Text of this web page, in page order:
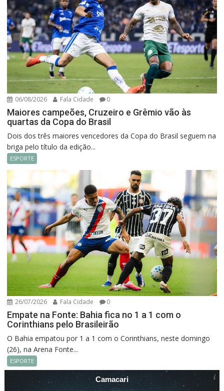
06/08/2026 Fala Cidade 0
Maiores campeões, Cruzeiro e Grêmio vão às
quartas da Copa do Brasil
Dois dos três maiores vencedores da Copa do Brasil seguem na
briga pelo título da edição...
ESPORTE
26/07/2026 Fala Cidade 0
Empate na Fonte: Bahia fica no 1 a 1 com o
Corinthians pelo Brasileirão
O Bahia empatou por 1 a 1 com o Corinthians, neste domingo
(26), na Arena Fonte...
ESPORTE
Camacari